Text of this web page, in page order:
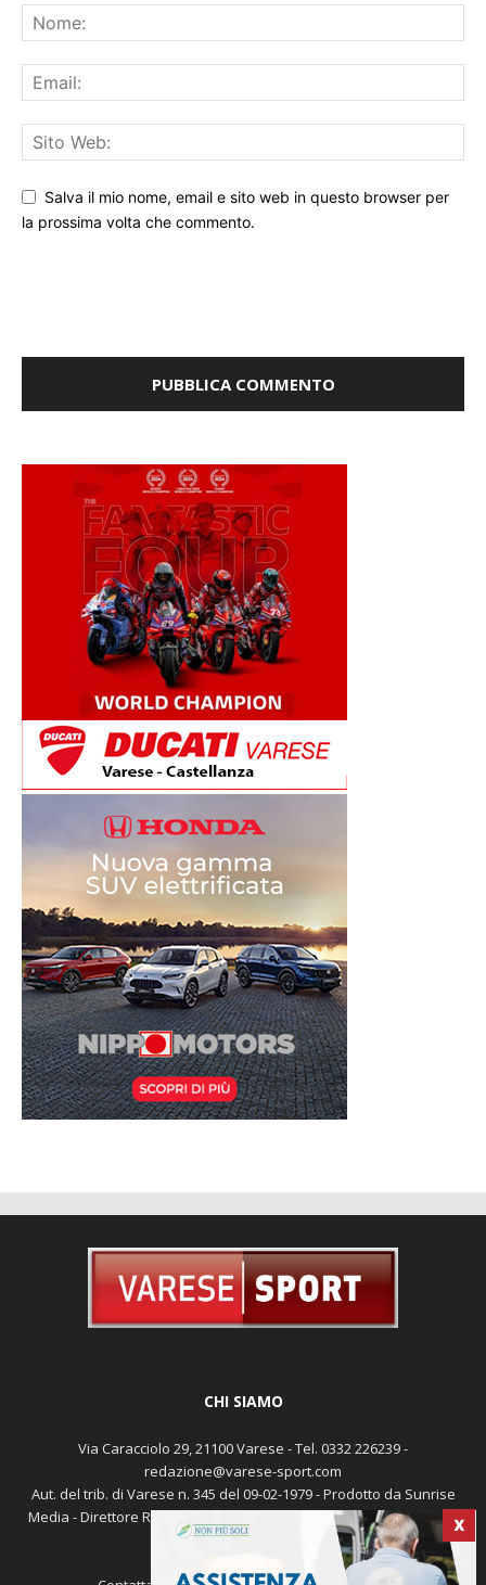
Salva il mio nome, email e sito web in questo browser per
la prossima volta che commento.
X
CHI SIAMO
Via Caracciolo 29, 21100 Varese - Tel. 0332 226239 -
redazione@varese-sport.com
Aut. del trib. di Varese n. 345 del 09-02-1979 - Prodotto da Sunrise
Media - Direttore Responsabile: Michele Marocco -Cookie policy
Pubblicità